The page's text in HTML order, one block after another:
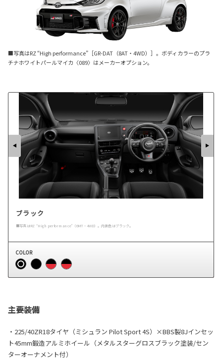
■写真はRZ “High performance”［GR-DAT（8AT・4WD）］。ボディカラーのプラ
チナホワイトパールマイカ〈089〉はメーカーオプション。
ブラック
■写真はRZ “High performance”（6MT・4WD）。内装色はブラック。
COLOR
主要装備
・225/40ZR18タイヤ（ミシュラン Pilot Sport 4S）×BBS製8Jインセッ
ト45mm鍛造アルミホイール（メタルスターグロスブラック塗装/セン
ターオーナメント付）